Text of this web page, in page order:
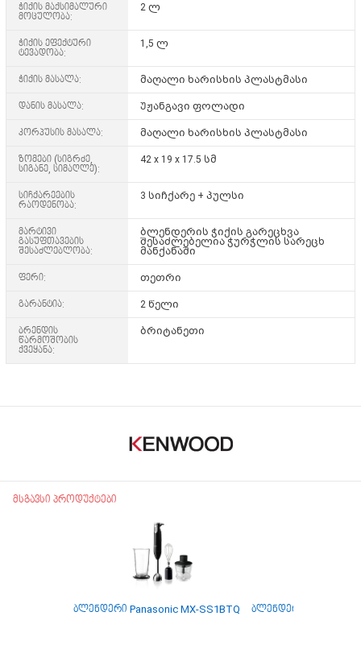
ჭიქის მაქსიმალური
მოცულობა:
2 ლ
ჭიქის ეფექტური
ტევადობა:
1,5 ლ
ჭიქის მასალა: მაღალი ხარისხის პლასტმასი
დანის მასალა: Უჟანგავი ფოლადი
კორპუსის მასალა: მაღალი ხარისხის პლასტმასი
ზომები (სიგრძე,
სიგანე, სიმაღლე):
42 x 19 x 17.5 სმ
სიჩქარეების
რაოდენობა:
3 სიჩქარე + პულსი
მარტივი
გასუფთავების
შესაძლებლობა:
ბლენდერის ჭიქის გარეცხვა
შესაძლებელია ჭურჭლის სარეცხ
მანქანაში
ფერი: თეთრი
გარანტია: 2 წელი
ბრენდის
წარმოშობის
ქვეყანა:
ბრიტანეთი
მსგავსი პროდუქტები
ბლენდერი Panasonic MX-SS1BTQ ბლენდერი / ჩოფერი